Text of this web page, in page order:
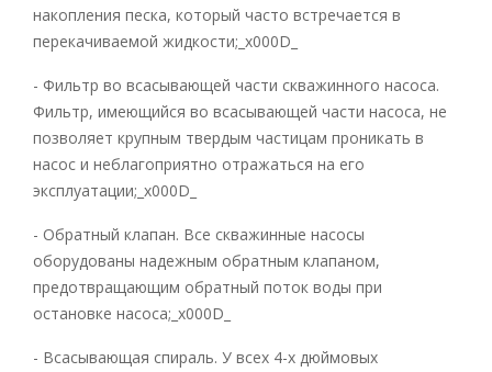
накопления песка, который часто встречается в
перекачиваемой жидкости;_x000D_
- Фильтр во всасывающей части скважинного насоса.
Фильтр, имеющийся во всасывающей части насоса, не
позволяет крупным твердым частицам проникать в
насос и неблагоприятно отражаться на его
эксплуатации;_x000D_
- Обратный клапан. Все скважинные насосы
оборудованы надежным обратным клапаном,
предотвращающим обратный поток воды при
остановке насоса;_x000D_
- Всасывающая спираль. У всех 4-х дюймовых